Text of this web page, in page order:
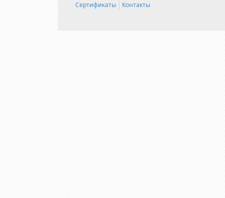
Сертификаты
Контакты